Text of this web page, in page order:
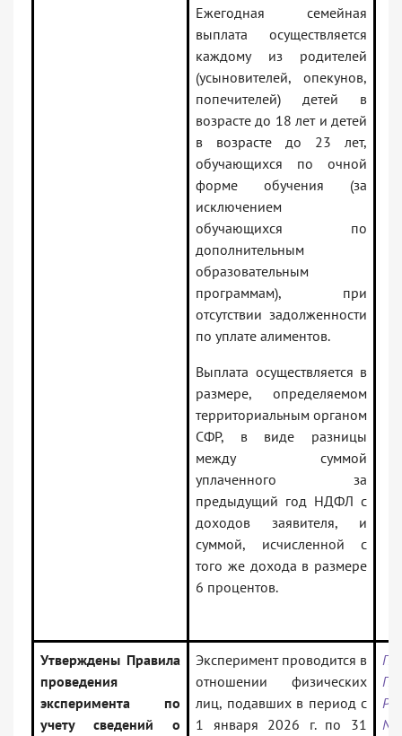
Ежегодная семейная
выплата осуществляется
каждому из родителей
(усыновителей, опекунов,
попечителей) детей в
возрасте до 18 лет и детей
в возрасте до 23 лет,
обучающихся по очной
форме обучения (за
исключением
обучающихся по
дополнительным
образовательным
программам), при
отсутствии задолженности
по уплате алиментов.
Выплата осуществляется в
размере, определяемом
территориальным органом
СФР, в виде разницы
между суммой
уплаченного за
предыдущий год НДФЛ с
доходов заявителя, и
суммой, исчисленной с
того же дохода в размере
6 процентов.
Утверждены Правила
проведения
эксперимента по
учету сведений о
Эксперимент проводится в
отношении физических
лиц, подавших в период с
1 января 2026 г. по 31
N